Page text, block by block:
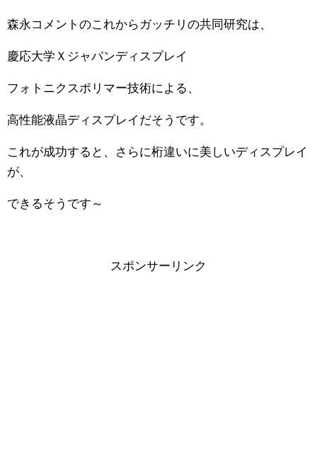
森永コメントのこれからガッチリの共同研究は、
慶応大学Ｘジャパンディスプレイ
フォトニクスポリマー技術による、
高性能液晶ディスプレイだそうです。
これが成功すると、さらに桁違いに美しいディスプレイ
が、
できるそうです～
スポンサーリンク